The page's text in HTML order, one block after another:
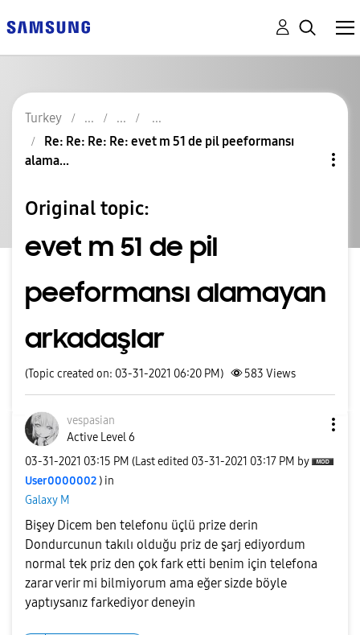
Turkey
Re: Re: Re: Re: evet m 51 de pil peeformansı
alama...
Original topic:
evet m 51 de pil
peeformansı alamayan
arkadaşlar
(Topic created on: 03-31-2021 06:20 PM) 583 Views
vespasian
Active Level 6
‎03-31-2021 03:15 PM (Last edited ‎03-31-2021 03:17 PM by
User0000002 ) in
Galaxy M
Bişey Dicem ben telefonu üçlü prize derin
Dondurcunun takılı olduğu priz de şarj ediyordum
normal tek priz den çok fark etti benim için telefona
zarar verir mi bilmiyorum ama eğer sizde böyle
yaptıysanız farkediyor deneyin